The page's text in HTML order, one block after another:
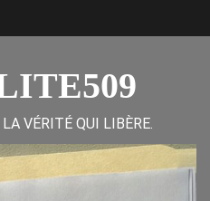
VÉRITÉ QUI LIBÈRE.